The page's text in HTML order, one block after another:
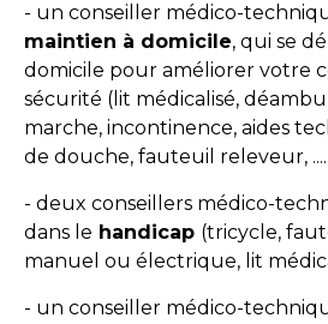
- un conseiller médico-
maintien à domicile, qui se
domicile pour améliorer votre
sécurité (lit médicalisé,
marche, incontinence, aides
de douche, fauteuil releveur,
- deux conseillers médico-
dans le handicap (tricycle,
manuel ou électrique, lit
- un conseiller médico-